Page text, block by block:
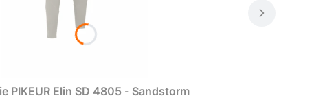
PIKEUR Elin SD 4805 - Sandstorm